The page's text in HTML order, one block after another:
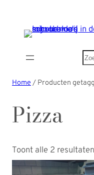
Home/ Producten
Pizza
Toont alle 2 resultaten